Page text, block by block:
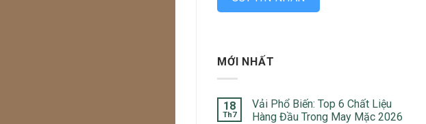
MỚI NHẤT
18
Th7
Vải Phổ Biến: Top 6 Chất Liệu
Hàng Đầu Trong May Mặc 2026